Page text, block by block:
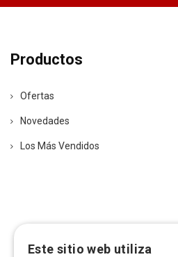
Productos
Ofertas
Novedades
Los Más Vendidos
Este sitio web utiliza